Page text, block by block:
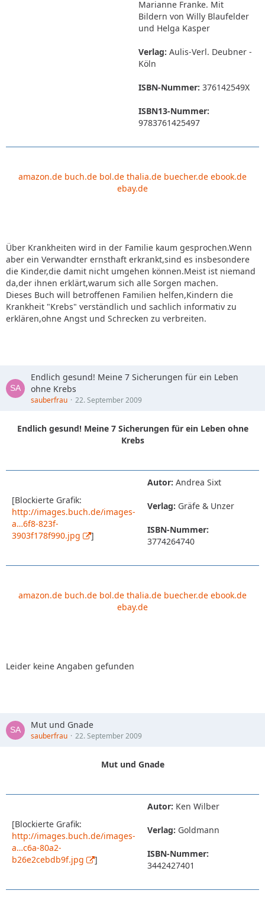
Marianne Franke. Mit
Bildern von Willy Blaufelder
und Helga Kasper
Verlag: Aulis-Verl. Deubner -
Köln
ISBN-Nummer: 376142549X
ISBN13-Nummer:
9783761425497
amazon.de buch.de bol.de thalia.de buecher.de ebook.de
ebay.de
Über Krankheiten wird in der Familie kaum gesprochen.Wenn
aber ein Verwandter ernsthaft erkrankt,sind es insbesondere
die Kinder,die damit nicht umgehen können.Meist ist niemand
da,der ihnen erklärt,warum sich alle Sorgen machen.
Dieses Buch will betroffenen Familien helfen,Kindern die
Krankheit "Krebs" verständlich und sachlich informativ zu
erklären,ohne Angst und Schrecken zu verbreiten.
Endlich gesund! Meine 7 Sicherungen für ein Leben
ohne Krebs
sauberfrau 22. September 2009
Endlich gesund! Meine 7 Sicherungen für ein Leben ohne
Krebs
[Blockierte Grafik:
http://images.buch.de/images-
a…6f8-823f-
3903f178f990.jpg
]
Autor: Andrea Sixt
Verlag: Gräfe & Unzer
ISBN-Nummer:
3774264740
amazon.de buch.de bol.de thalia.de buecher.de ebook.de
ebay.de
Leider keine Angaben gefunden
Mut und Gnade
sauberfrau 22. September 2009
Mut und Gnade
[Blockierte Grafik:
http://images.buch.de/images-
a…c6a-80a2-
b26e2cebdb9f.jpg
]
Autor: Ken Wilber
Verlag: Goldmann
ISBN-Nummer:
3442427401